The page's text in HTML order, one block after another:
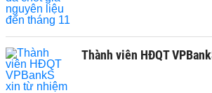
Thành viên HĐQT